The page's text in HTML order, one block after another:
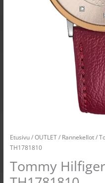
Etusivu/OUTLET/ Rannekellot/
TH1781810
Tommy